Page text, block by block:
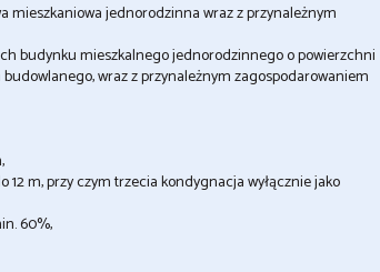
mieszkaniowa jednorodzinna wraz z przynależnym
budynku mieszkalnego jednorodzinnego o powierzchni
wraz z przynależnym zagospodarowaniem
m, przy czym trzecia kondygnacja wyłącznie jako
60%,